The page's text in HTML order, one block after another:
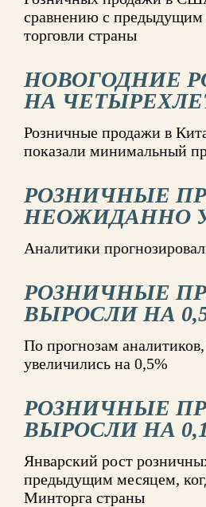
сравнению с предыдущим
торговли страны
НОВОГОДНИЕ
НА
Розничные продажи в
показали минимальный
РОЗНИЧНЫЕ
НЕОЖИДАННО
Аналитики
РОЗНИЧНЫЕ
ВЫРОСЛИ НА
По прогнозам
увеличились на 0,5%
РОЗНИЧНЫЕ
ВЫРОСЛИ НА
Январский рост
предыдущим месяцем,
Минторга страны